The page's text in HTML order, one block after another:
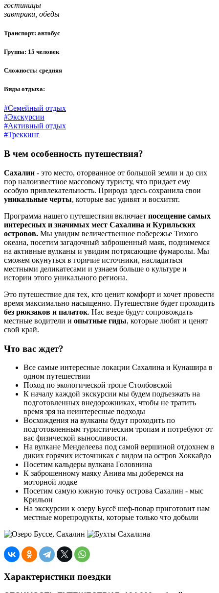
гостиницы
завтраки, обеды
Транспорт: автобус
Группа: 15 человек
Сложность: средняя
Виды отдыха:
#Семейный отдых
#Экскурсии
#Активный отдых
#Треккинг
В чем особенность путешествия?
Сахалин - это место, оторванное от большой земли и до сих
пор налоизвестное массовому туристу, что придает ему
особую привлекательность. Природа здесь сохранила свои
уникальные черты, которые вас удивят и восхитят.
Программа нашего путешествия включает посещение самых
интересных и значимых мест Сахалина и Курильских
островов. Мы увидим величественное побережье Тихого
океана, посетим загадочный заброшенный маяк, поднимемся
на активные вулканы и увидим потрясающие фумаролы. Мы
сможем окунуться в горячие источники, насладиться
местными деликатесами и узнаем больше о культуре и
истории этого уникального региона.
Это путешествие для тех, кто ценит комфорт и хочет провести
время максимально насыщенно. Путешествие будет проходить
без рюкзаков и палаток. Нас везде будут сопровождать
местные водители и опытные гиды, которые любят и ценят
свой край.
Что вас ждет?
Все самые интересные локации Сахалина и Кунашира в
одном путешествии
Поход по экологической тропе Столбовской
К началу каждой экскурсии мы будем подъезжать на
подготовленных внедорожниках, чтобы не тратить
время зря на неинтересные подходы
Восхождения на вулканы будут проходить по
подготовленным туристическим тропам и потребуют от
вас физической выносливости.
На вулкане Менделеева под самой вершиной отдохнем в
диких горячих источниках с видом на остров Хоккайдо
Посетим кальдеры вулкана Головнина
К заброшенному маяку Анива мы доберемся на
моторной лодке
Посетим самую южную точку острова Сахалин - мыс
Крильон
На экскурсии к озеру Буссё шеф-повар приготовит нам
местные морепродукты, которые только что добыли
Характеристики поездки